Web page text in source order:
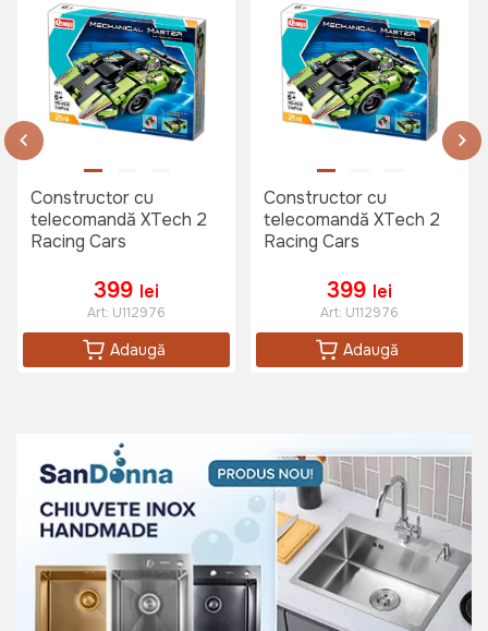
Constructor cu
telecomandă XTech 2
Racing Cars
399 lei
Art: U112976
Adaugă
Constructor cu
telecomandă XTech 2
Racing Cars
399 lei
Art: U112976
Adaugă